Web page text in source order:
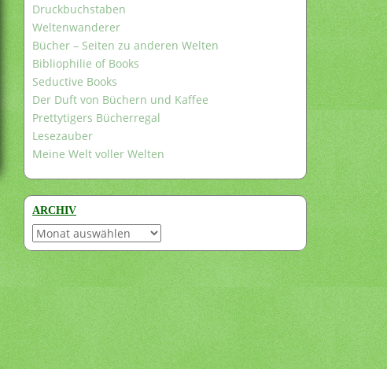
Druckbuchstaben
Weltenwanderer
Bücher – Seiten zu anderen Welten
Bibliophilie of Books
Seductive Books
Der Duft von Büchern und Kaffee
Prettytigers Bücherregal
Lesezauber
Meine Welt voller Welten
ARCHIV
Archiv